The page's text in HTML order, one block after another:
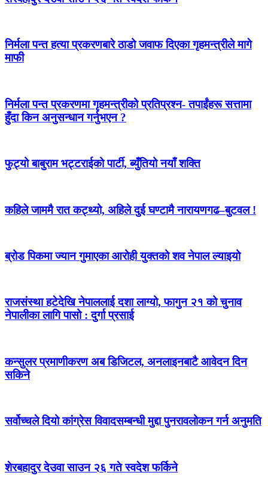
निर्मला पन्त हत्या प्रकरणबारे ठाडो जवाफ दिएका गृहमन्त्रीले मागे
माफी
निर्मला पन्त प्रकरणमा गृहमन्त्रीको प्रतिप्रश्न- तपाईंहरू सत्तामा
हुँदा किन अनुसन्धान गर्नुभएन ?
फुट्यो बाबुराम भट्टराईको पार्टी, ब्युँतियो नयाँ शक्ति
कहिले जाममै रात कट्थ्यो, अहिले दुई घण्टामै नारायणगढ–बुटवल !
ब्रोड पिकमा ज्यान गुमाएका आरोही युक्तको शव नेपाल ल्याइयो
राजसंस्था हटेदेखि नेपाललाई दशा लाग्यो, फागुन २१ को चुनाव
नेपालीका लागि पासो : दुर्गा प्रसाई
कन्सुलर प्रमाणीकरण अब डिजिटल, अनलाइनबाटै आवेदन दिन
सकिने
सर्वोच्चले दियो कांग्रेस विवादसम्बन्धी मुद्दा पुनरावलोकन गर्न अनुमति
शेरबहादुर देउवा साउन २६ गते स्वदेश फर्किने